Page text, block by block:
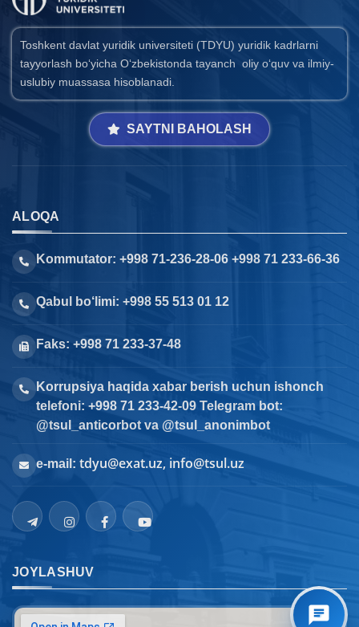
Toshkent davlat yuridik universiteti (TDYU) yuridik kadrlarni
tayyorlash bo‘yicha O‘zbekistonda tayanch oliy o‘quv va ilmiy-
uslubiy muassasa hisoblanadi.
SAYTNI BAHOLASH
ALOQA
Kommutator: +998 71-236-28-06 +998 71 233-66-36
Qabul bo‘limi: +998 55 513 01 12
Faks: +998 71 233-37-48
Korrupsiya haqida xabar berish uchun ishonch
telefoni: +998 71 233-42-09 Telegram bot:
@tsul_anticorbot va @tsul_anonimbot
e-mail: tdyu@exat.uz, info@tsul.uz
JOYLASHUV